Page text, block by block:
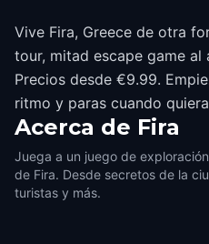
Vive Fira, Greece de otra
tour, mitad escape game
Precios desde €9.99.
ritmo y paras cuando
Acerca de Fira
Juega a un juego de
de Fira. Desde secretos de la
turistas y más.